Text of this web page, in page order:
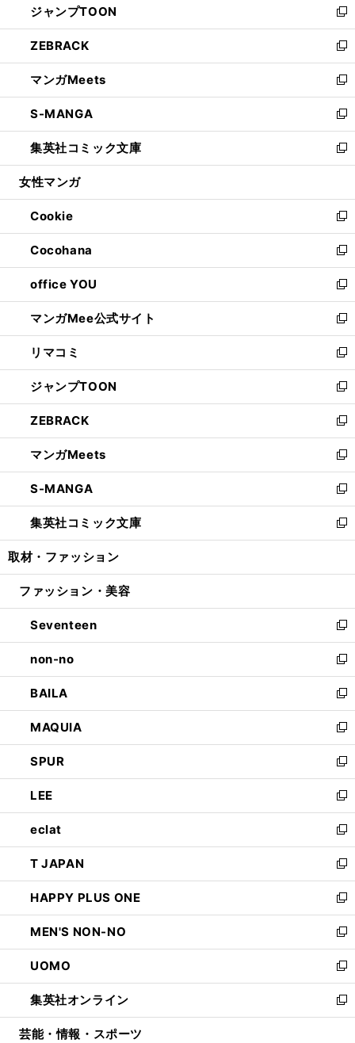
く
で
開
く
ド
ウ
で
開
く
ィ
ン
ド
ウ
で
開
く
い
ウ
ィ
ン
ド
ウ
で
開
く
ジャンプTOON
新
し
い
ウ
ィ
ン
ド
ウ
で
開
ZEBRACK
新
し
い
ウ
ィ
ン
ド
ウ
開
く
マンガMeets
新
し
い
ウ
ィ
ン
ウ
で
開
く
S-MANGA
新
し
い
ウ
ン
ド
ウ
で
開
く
集英社コミック文庫
新
し
ウ
ィ
ン
ド
ウ
で
開
く
女性マンガ
Cookie
新
し
い
ウ
ィ
ン
ド
ウ
で
開
く
Cocohana
新
し
い
ウ
ィ
ン
ド
ウ
で
開
く
office YOU
新
し
い
ウ
ィ
ン
ド
ウ
で
開
く
マンガMee公式サイト
新
し
い
ウ
ィ
ン
ド
ウ
で
開
く
リマコミ
新
し
い
ウ
ィ
ン
ド
ウ
で
開
く
ジャンプTOON
新
し
い
ウ
ィ
ン
ド
ウ
で
開
ZEBRACK
新
し
い
ウ
ィ
ン
ド
ウ
開
マンガMeets
新
し
い
ウ
ィ
ン
ウ
開
く
S-MANGA
新
し
い
ウ
ン
ウ
で
開
く
集英社コミック文庫
新
し
ウ
ン
ド
ウ
で
開
く
取材・ファッション
ファッション・美容
Seventeen
新
し
い
ウ
ィ
ン
ド
ウ
で
開
く
non-no
新
し
い
ウ
ィ
ン
ド
ウ
で
開
く
BAILA
新
し
い
ウ
ィ
ン
ド
ウ
で
開
く
MAQUIA
新
し
い
ウ
ィ
ン
ド
ウ
で
開
く
SPUR
新
し
い
ウ
ィ
ン
ド
ウ
で
開
く
LEE
新
し
い
ウ
ィ
ン
ド
ウ
で
開
く
eclat
新
し
い
ウ
ィ
ン
ド
ウ
で
開
く
T JAPAN
新
し
い
ウ
ィ
ン
ド
ウ
で
開
HAPPY PLUS ONE
新
し
い
ウ
ィ
ン
ド
ウ
MEN'S NON-NO
新
し
い
ウ
ィ
ン
UOMO
新
し
い
ウ
集英社オンライン
新
し
芸能・情報・スポーツ